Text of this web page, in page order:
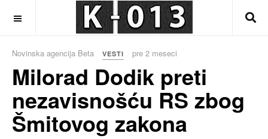
Novinska agencija Beta VESTI pre 2 meseci
Milorad Dodik preti
nezavisnošću RS zbog
Šmitovog zakona